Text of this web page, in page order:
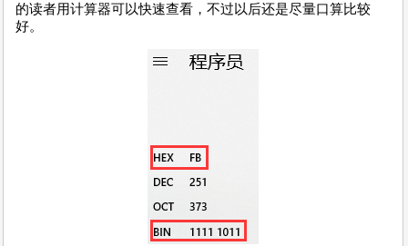
的读者用计算器可以快速查看，不过以后还是尽量口算比较
好。